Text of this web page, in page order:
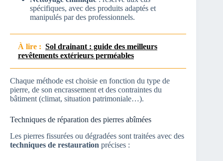
spécifiques, avec des produits adaptés et
manipulés par des professionnels.
À lire : Sol drainant : guide des meilleurs
revêtements extérieurs perméables
Chaque méthode est choisie en fonction du type de
pierre, de son encrassement et des contraintes du
bâtiment (climat, situation patrimoniale…).
Techniques de réparation des pierres abîmées
Les pierres fissurées ou dégradées sont traitées avec des
techniques de restauration précises :